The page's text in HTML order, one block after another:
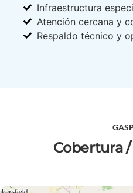
Infraestructura
Atención cercana y
Respaldo técnico y
Cobertura